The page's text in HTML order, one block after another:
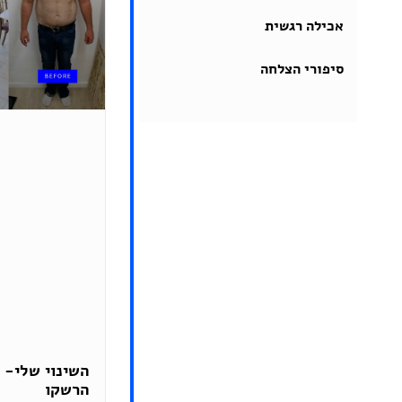
אכילה רגשית
סיפורי הצלחה
השינוי שלי-
הרשקו